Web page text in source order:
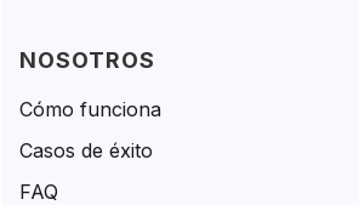
NOSOTROS
Cómo funciona
Casos de éxito
FAQ